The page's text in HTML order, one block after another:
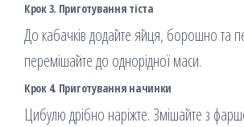
Крок 3. Приготування тіста
До кабачків додайте яйця, борошно та
перемішайте до однорідної маси.
Крок 4. Приготування начинки
Цибулю дрібно наріжте. Змішайте з